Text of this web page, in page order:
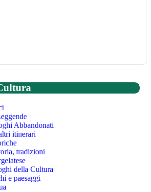
Abbandonati
itinerari
tradizioni
della Cultura
e paesaggi